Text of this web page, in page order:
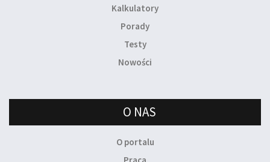
Kalkulatory
Porady
Testy
Nowości
O NAS
O portalu